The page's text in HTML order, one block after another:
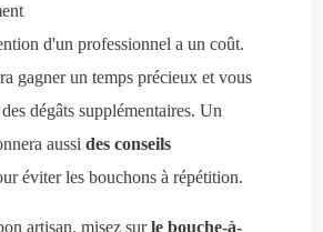
d'un professionnel a un coût.
gagner un temps précieux et vous
dégâts supplémentaires. Un
aussi des conseils
éviter les bouchons à répétition.
artisan, misez surle bouche-à-